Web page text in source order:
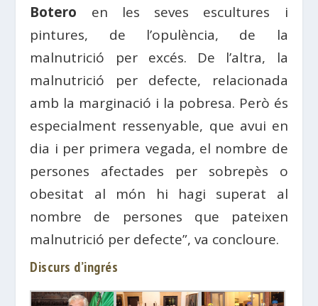
Botero en les seves escultures i
pintures, de l’opulència, de la
malnutrició per excés. De l’altra, la
malnutrició per defecte, relacionada
amb la marginació i la pobresa. Però és
especialment ressenyable, que avui en
dia i per primera vegada, el nombre de
persones afectades per sobrepès o
obesitat al món hi hagi superat al
nombre de persones que pateixen
malnutrició per defecte”, va concloure.
Discurs d’ingrés